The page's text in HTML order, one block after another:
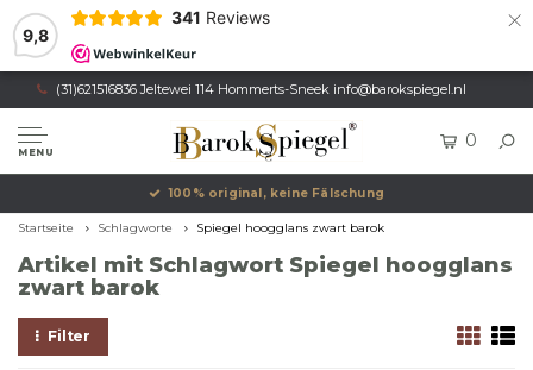
9,8
341 Reviews ×
(31)621516836 Jeltewei 114 Hommerts-Sneek info@barokspiegel.nl
MENU
0
100% original, keine Fälschung
Startseite Schlagworte Spiegel hoogglans zwart barok
Artikel mit Schlagwort Spiegel hoogglans
zwart barok
Filter